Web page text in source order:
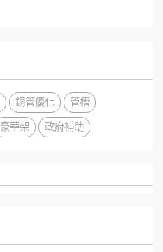
銅管優化
管槽
豪華架 政府補助